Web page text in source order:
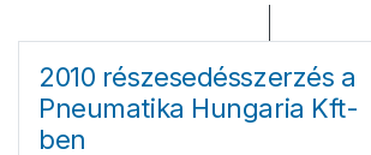
2010 részesedésszerzés a
Pneumatika Hungaria Kft-
ben